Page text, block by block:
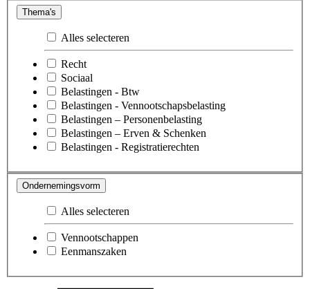
Thema's
Alles selecteren
Recht
Sociaal
Belastingen - Btw
Belastingen - Vennootschapsbelasting
Belastingen – Personenbelasting
Belastingen – Erven & Schenken
Belastingen - Registratierechten
Ondernemingsvorm
Alles selecteren
Vennootschappen
Eenmanszaken